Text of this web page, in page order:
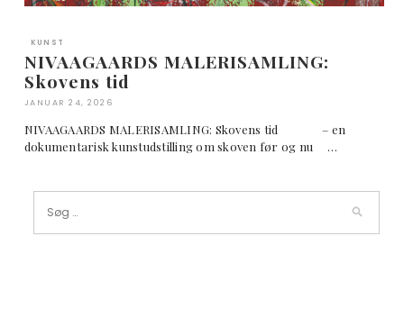
KUNST
NIVAAGAARDS MALERISAMLING:
Skovens tid
JANUAR 24, 2026
NIVAAGAARDS MALERISAMLING: Skovens tid – en
dokumentarisk kunstudstilling om skoven før og nu …